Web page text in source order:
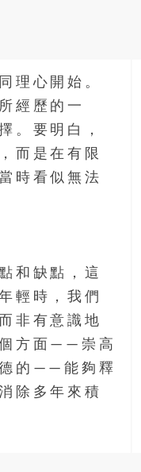
理心開始。
經歷的一
。要明白，
而是在有限
時看似無法
和缺點，這
輕時，我們
非有意識地
方面——崇高
的——能夠釋
除多年來積